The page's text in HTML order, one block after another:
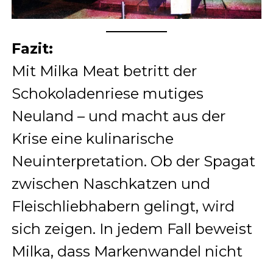
Fazit:
Mit Milka Meat betritt der
Schokoladenriese mutiges
Neuland – und macht aus der
Krise eine kulinarische
Neuinterpretation. Ob der Spagat
zwischen Naschkatzen und
Fleischliebhabern gelingt, wird
sich zeigen. In jedem Fall beweist
Milka, dass Markenwandel nicht